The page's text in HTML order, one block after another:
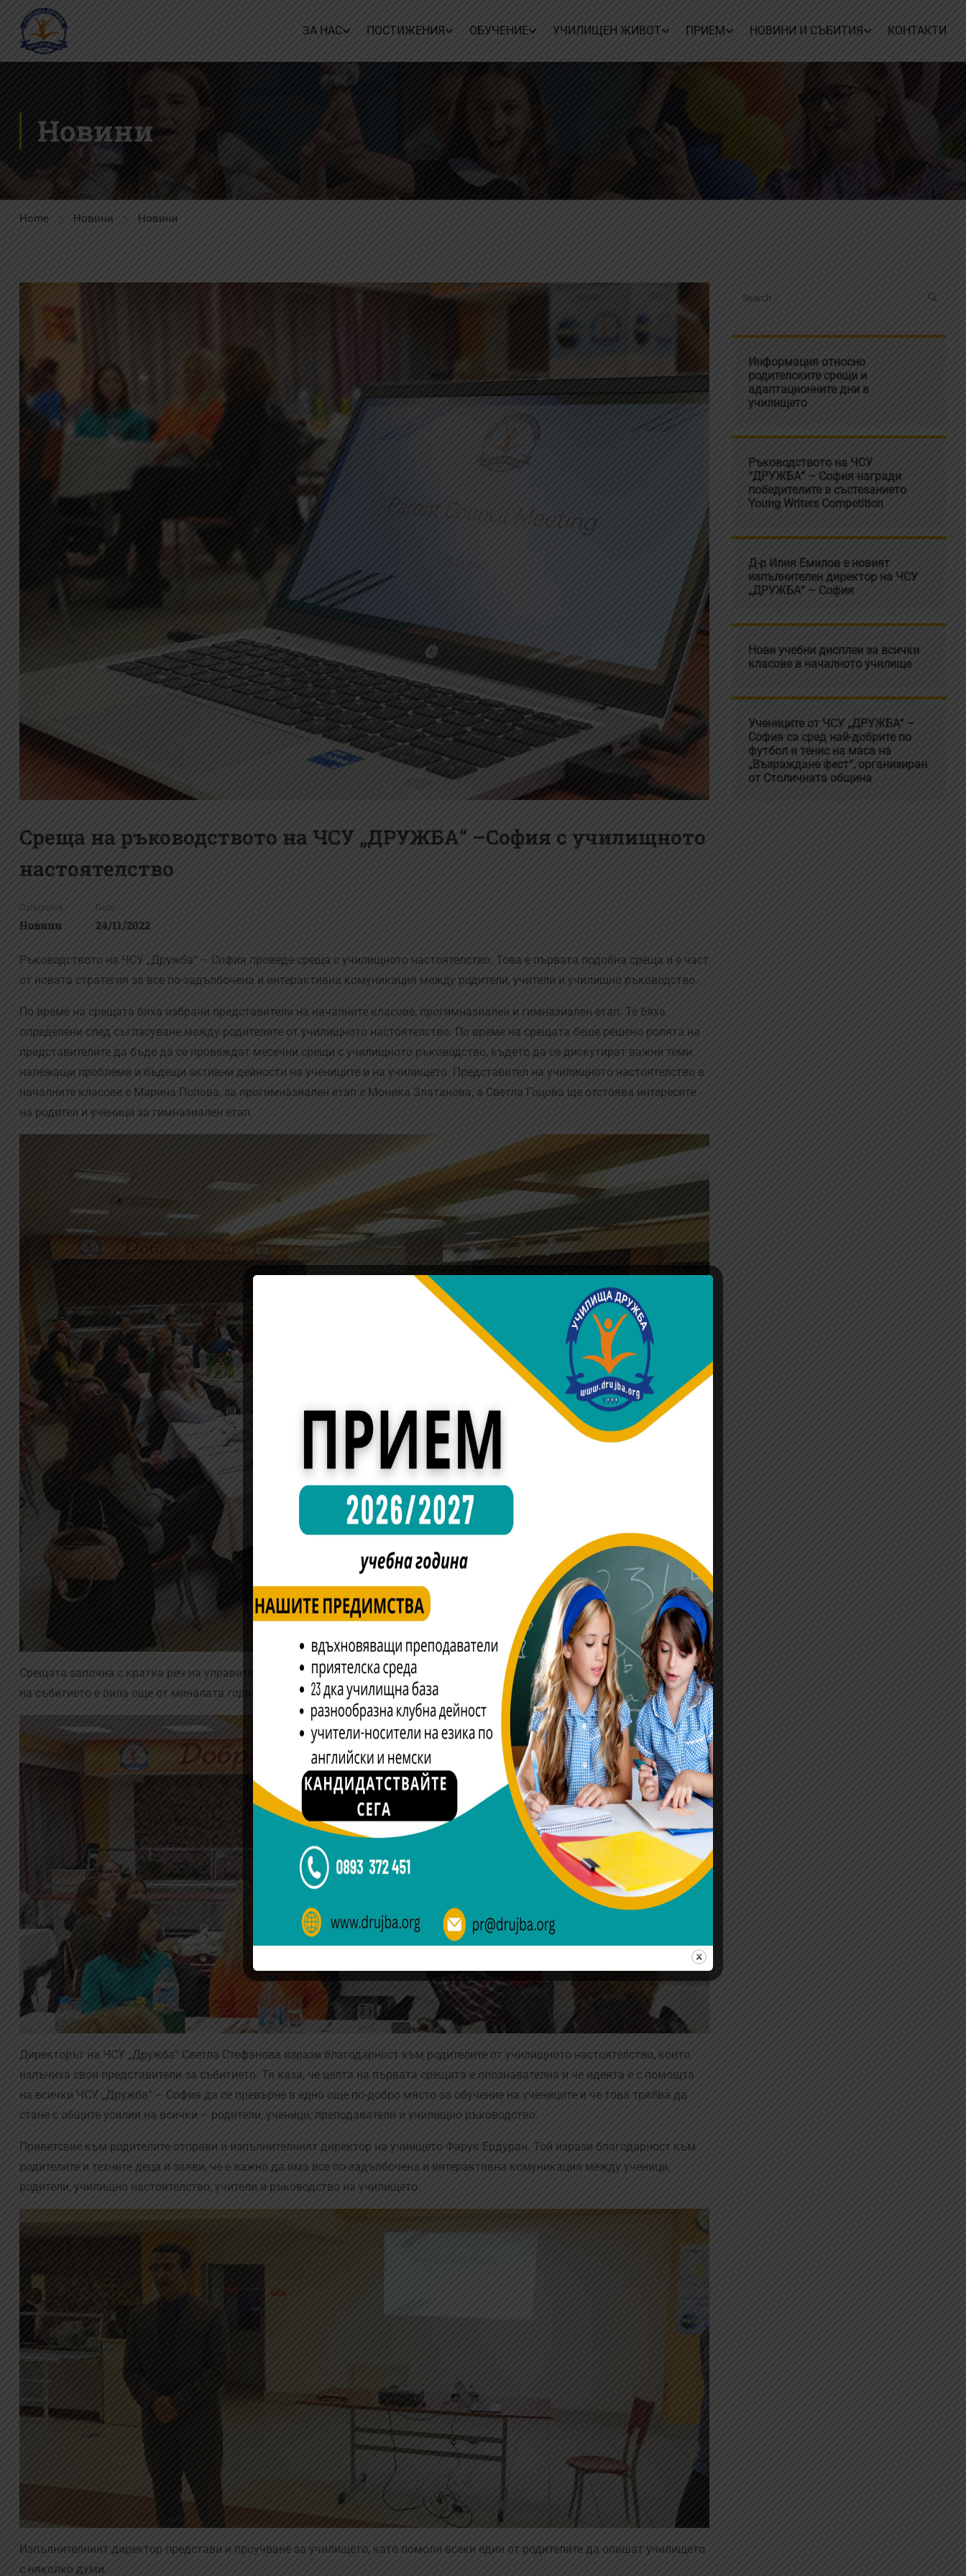
ЗА НАС ПОСТИЖЕНИЯ ОБУЧЕНИЕ УЧИЛИЩЕН ЖИВОТ ПРИЕМ НОВИНИ И СЪБИТИЯ КОНТАКТИ
Новини
Home Новини Новини
Среща на ръководството на ЧСУ „ДРУЖБА“ –София с училищното
настоятелство
Categories
Новини
Date
24/11/2022
Ръководството на ЧСУ „Дружба“ – София проведе среща с училищното настоятелство. Това е първата подобна среща и е част
от новата стратегия за все по-задълбочена и интерактивна комуникация между родители, учители и училищно ръководство.
По време на срещата бяха избрани представители на началните класове, прогимназиален и гимназиален етап. Те бяха
определени след съгласуване между родителите от училищното настоятелство. По време на срещата беше решено ролята на
представителите да бъде да се провеждат месечни срещи с училищното ръководство, където да се дискутират важни теми,
належащи проблеми и бъдещи активни дейности на учениците и на училището. Представител на училищното настоятелство в
началните класове е Марина Попова, за прогимназиален етап е Моника Златанова, а Светла Гоцова ще отстоява интересите
на родител и ученици за гимназиален етап.
Срещата започна с кратка реч на управителя на училища „Дружба“ Билан Манушев, който каза, че идеята за провеждането
на събитието е била още от миналата година и заяви, че се радва, че тя най-после е осъществена.
Директорът на ЧСУ „Дружба“ Светла Стефанова изрази благодарност към родителите от училищното настоятелство, които
излъчиха свои представители за събитието. Тя каза, че целта на първата срещата е опознавателна и че идеята е с помощта
на всички ЧСУ „Дружба“ – София да се превърне в едно още по-добро място за обучение на учениците и че това трябва да
стане с общите усилия на всички – родители, ученици, преподаватели и училищно ръководство.
Приветсвие към родителите отправи и изпълнителният директор на учиището Фарук Ердуран. Той изрази благодарност към
родителите и техните деца и заяви, че е важно да има все по-задълбочена и интерактивна комуникация между ученици,
родители, училищно настоятелство, учители и ръководство на училището.
Изпълнителният директор представи и проучване за училището, като помоли всеки един от родителите да опишат училището
с няколко думи.
Информация относно
родителските срещи и
адаптационните дни в
училището
Ръководството на ЧСУ
“ДРУЖБА” – София награди
победителите в състезанието
Young Writers Competition
Д-р Илия Емилов е новият
изпълнителен директор на ЧСУ
„ДРУЖБА“ – София
Нови учебни дисплеи за всички
класове в началното училище
Учениците от ЧСУ „ДРУЖБА“ –
София са сред най-добрите по
футбол и тенис на маса на
„Възраждане фест“, организиран
от Столичната община